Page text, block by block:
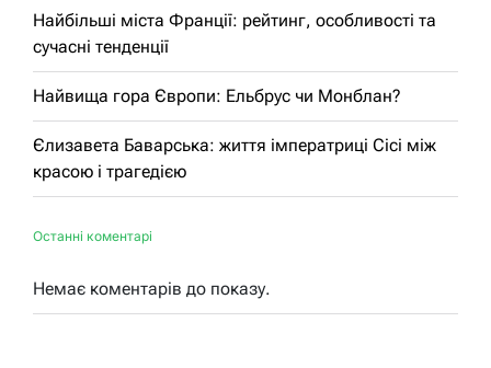
Найбільші міста Франції: рейтинг, особливості та
сучасні тенденції
Найвища гора Європи: Ельбрус чи Монблан?
Єлизавета Баварська: життя імператриці Сісі між
красою і трагедією
Останні коментарі
Немає коментарів до показу.